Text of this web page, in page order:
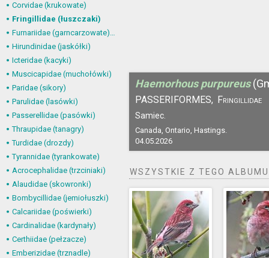
Corvidae (krukowate)
Fringillidae (łuszczaki)
Furnariidae (garncarzowate) i Dendrocolaptidae (tęgosterowate)
Hirundinidae (jaskółki)
Icteridae (kacyki)
Muscicapidae (muchołówki)
Paridae (sikory)
Parulidae (lasówki)
Passerellidae (pasówki)
Thraupidae (tanagry)
Turdidae (drozdy)
Tyrannidae (tyrankowate)
Acrocephalidae (trzciniaki)
Alaudidae (skowronki)
Bombycillidae (jemiołuszki)
Calcariidae (poświerki)
Cardinalidae (kardynały)
Certhiidae (pełzacze)
Emberizidae (trznadle)
Haemorhous purpureus
PASSERIFORMES, Fringillidae
Samiec.
Canada, Ontario, Hastings.
04.05.2026
WSZYSTKIE Z TEGO ALBUMU